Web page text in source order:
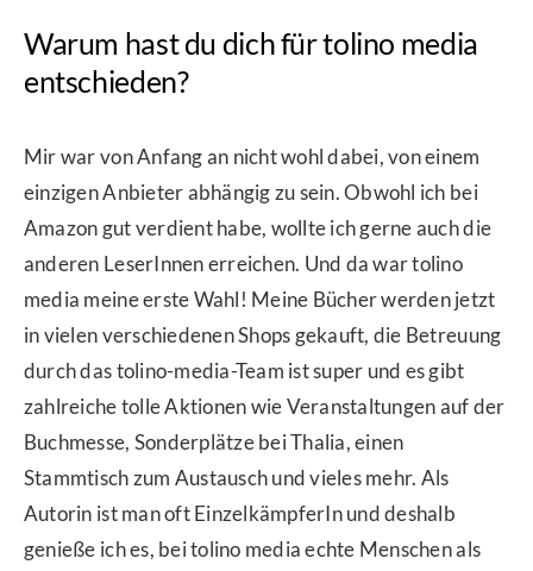
Warum hast du dich für tolino media
entschieden?
Mir war von Anfang an nicht wohl dabei, von einem
einzigen Anbieter abhängig zu sein. Obwohl ich bei
Amazon gut verdient habe, wollte ich gerne auch die
anderen LeserInnen erreichen. Und da war tolino
media meine erste Wahl! Meine Bücher werden jetzt
in vielen verschiedenen Shops gekauft, die Betreuung
durch das tolino-media-Team ist super und es gibt
zahlreiche tolle Aktionen wie Veranstaltungen auf der
Buchmesse, Sonderplätze bei Thalia, einen
Stammtisch zum Austausch und vieles mehr. Als
Autorin ist man oft EinzelkämpferIn und deshalb
genieße ich es, bei tolino media echte Menschen als